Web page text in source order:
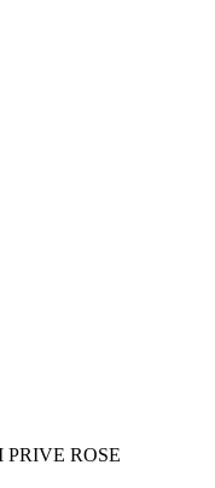
PRIVE ROSE